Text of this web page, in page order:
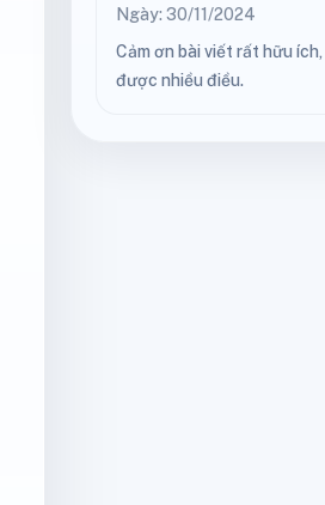
Ngày: 30/11/2024
Cảm ơn bài viết rất hữu
được nhiều điều.